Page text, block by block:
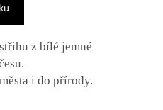
z bílé jemné
i do přírody.